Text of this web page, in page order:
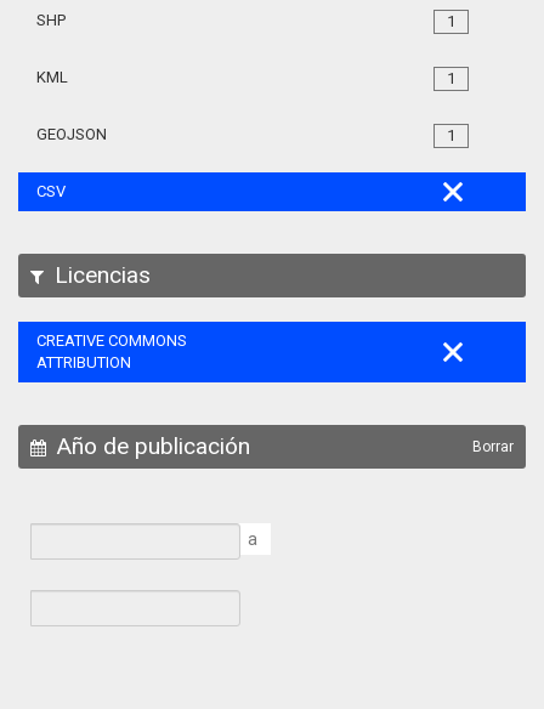
1
SHP
1
KML
1
GEOJSON
CSV
Licencias
CREATIVE COMMONS
ATTRIBUTION
Año de publicación Borrar
a